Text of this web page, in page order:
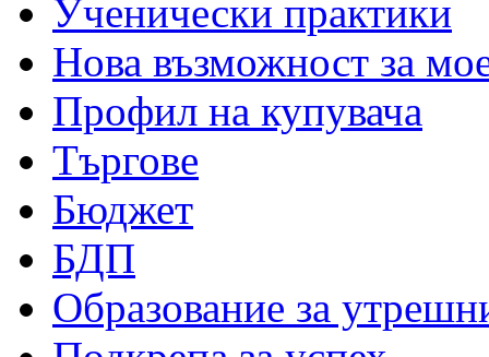
Ученически практики
Нова възможност за
Профил на купувача
Търгове
Бюджет
БДП
Образование за